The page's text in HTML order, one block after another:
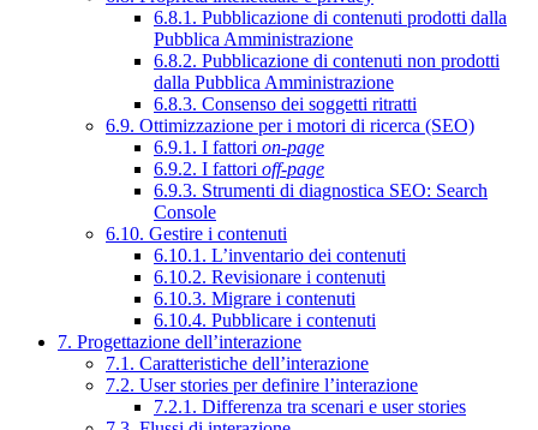
6.8.1. Pubblicazione di contenuti prodotti dalla
Pubblica Amministrazione
6.8.2. Pubblicazione di contenuti non prodotti
dalla Pubblica Amministrazione
6.8.3. Consenso dei soggetti ritratti
6.9. Ottimizzazione per i motori di ricerca (SEO)
6.9.1. I fattori on-page
6.9.2. I fattori off-page
6.9.3. Strumenti di diagnostica SEO: Search
Console
6.10. Gestire i contenuti
6.10.1. L’inventario dei contenuti
6.10.2. Revisionare i contenuti
6.10.3. Migrare i contenuti
6.10.4. Pubblicare i contenuti
7. Progettazione dell’interazione
7.1. Caratteristiche dell’interazione
7.2. User stories per definire l’interazione
7.2.1. Differenza tra scenari e user stories